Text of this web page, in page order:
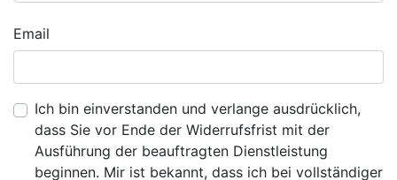
Email
Ich bin einverstanden und verlange ausdrücklich,
dass Sie vor Ende der Widerrufsfrist mit der
Ausführung der beauftragten Dienstleistung
beginnen. Mir ist bekannt, dass ich bei vollständiger